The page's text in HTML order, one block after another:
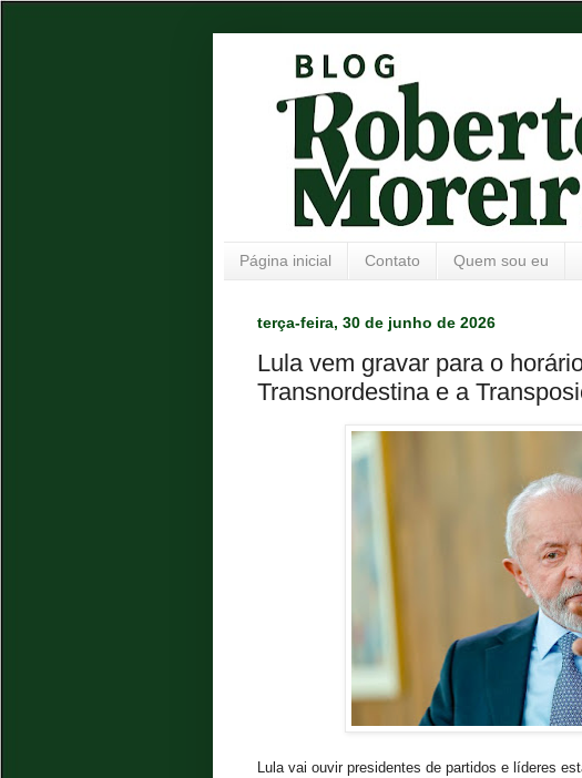
Página inicial Contato Quem sou eu
terça-feira, 30 de junho de 2026
Lula vem gravar para o
Transnordestina e a
Lula vai ouvir presidentes de partidos e líderes